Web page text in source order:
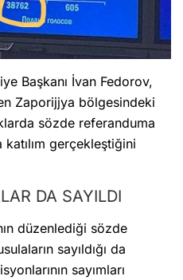
Başkanı İvan Fedorov,
Zaporijjya bölgesindeki
sözde referanduma
gerçekleştiğini
DA SAYILDI
düzenlediği sözde
sayıldığı da
sayımları